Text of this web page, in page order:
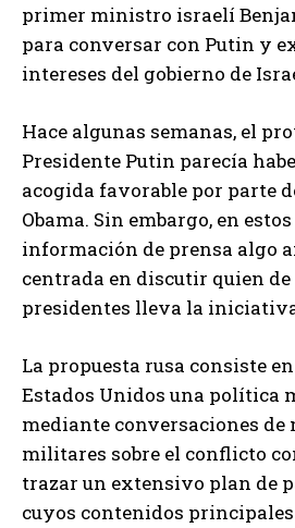
primer ministro israelí
para conversar con Putin y
intereses del gobierno de
Hace algunas semanas, el
Presidente Putin parecía
acogida favorable por parte
Obama. Sin embargo, en
información de prensa algo
centrada en discutir quien de
presidentes lleva la
La propuesta rusa consiste
Estados Unidos una política
mediante conversaciones de
militares sobre el conflicto
trazar un extensivo plan de
cuyos contenidos principales